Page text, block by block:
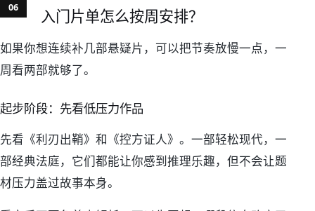
入门片单怎么按周安排？
如果你想连续补几部悬疑片，可以把节奏放慢一点，一
周看两部就够了。
起步阶段：先看低压力作品
先看《利刃出鞘》和《控方证人》。一部轻松现代，一
部经典法庭，它们都能让你感到推理乐趣，但不会让题
材压力盖过故事本身。